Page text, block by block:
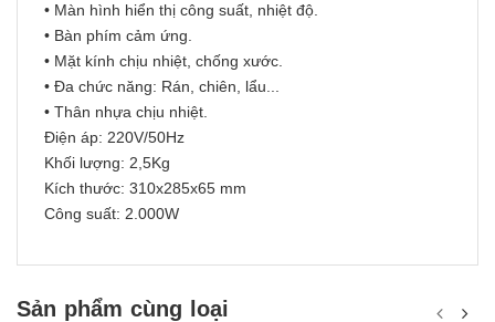
• Màn hình hiển thị công suất, nhiệt độ.
• Bàn phím cảm ứng.
• Mặt kính chịu nhiệt, chống xước.
• Đa chức năng: Rán, chiên, lẩu...
• Thân nhựa chịu nhiệt.
Điện áp: 220V/50Hz
Khối lượng: 2,5Kg
Kích thước: 310x285x65 mm
Công suất: 2.000W
Sản phẩm cùng loại